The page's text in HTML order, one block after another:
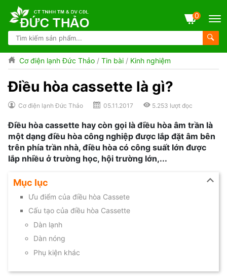
0
Cơ điện lạnh Đức Thảo / Tin bài / Kinh nghiệm
Điều hòa cassette là gì?
Cơ điện lạnh Đức Thảo 05.11.2017 5.253 lượt đọc
Điều hòa cassette hay còn gọi là điều hòa âm trần là
một dạng điều hòa công nghiệp được lắp đặt âm bên
trên phía trần nhà, điều hòa có công suất lớn được
lắp nhiều ở trường học, hội trường lớn,...
Mục lục
Ưu điểm của điều hòa Cassete
Cấu tạo của điều hòa Cassette
Dàn lạnh
Dàn nóng
Phụ kiện khác